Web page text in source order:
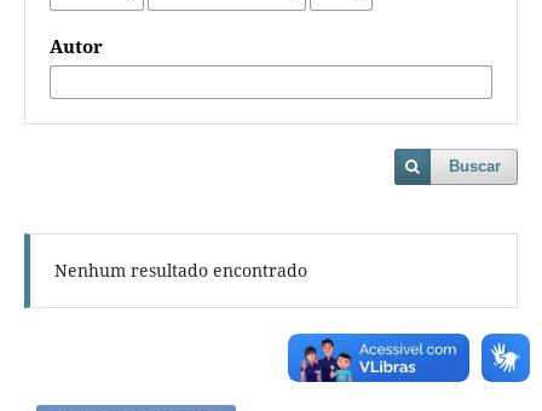
Autor
Buscar
Nenhum resultado encontrado